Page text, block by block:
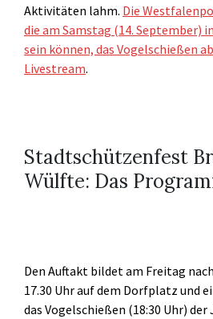
Aktivitäten lahm. Die
die am Samstag (14. September)
sein können, das Vogelschießen
Livestream.
Stadtschützenfest
Wülfte: Das
Den Auftakt bildet am Freitag
17.30 Uhr auf dem Dorfplatz und
das Vogelschießen (18:30 Uhr)